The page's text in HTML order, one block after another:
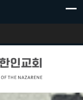
교회
the Nazarene